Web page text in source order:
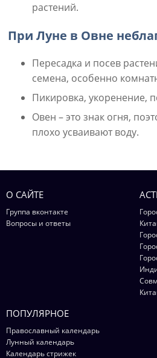
растений.
При Луне в Овне
Пересадка и посев
семена, особенно
Пикировка, укоренение,
Овен – это знак огня,
плохо усваивают воду.
О САЙТЕ
Группа вконтакте
Вопросы и ответы
ПОПУЛЯРНОЕ
Православный календарь
Лунный календарь
Календарь стрижек